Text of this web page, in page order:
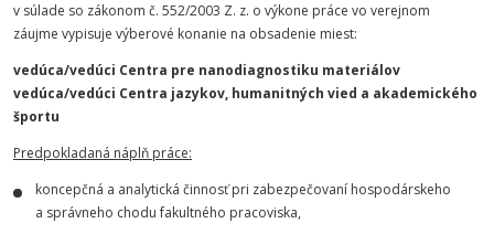
v súlade so zákonom č. 552/2003 Z. z. o výkone práce vo verejnom
záujme vypisuje výberové konanie na obsadenie miest:
vedúca/vedúci Centra pre nanodiagnostiku materiálov
vedúca/vedúci Centra jazykov, humanitných vied a akademického
športu
Predpokladaná náplň práce:
koncepčná a analytická činnosť pri zabezpečovaní hospodárskeho
a správneho chodu fakultného pracoviska,